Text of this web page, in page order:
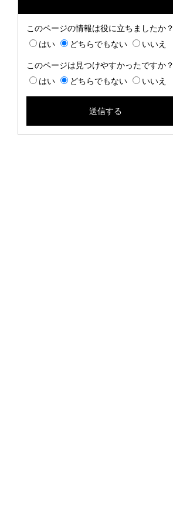
このページの情報は役に立ちましたか？
はい
どちらでもない いいえ
このページは見つけやすかったですか？
はい
どちらでもない いいえ